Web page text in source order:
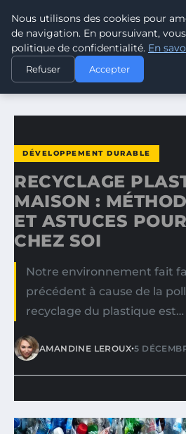
CLIMATE
ACCUEIL
DÉVELOPPEMENT
RECYCLAGE PLASTIQUE MAISON :
DÉVELOPPEMENT DURABLE
RECYCLAGE
MAISON :
ET ASTUCES
CHEZ SOI
Notre environnement fait
précédent à cause de la
recyclage du plastique est…
AMANDINE LEROUX•5
Nous utilisons des cookies pour
de navigation. En poursuivant,
politique de confidentialité. En
Refuser Accepter